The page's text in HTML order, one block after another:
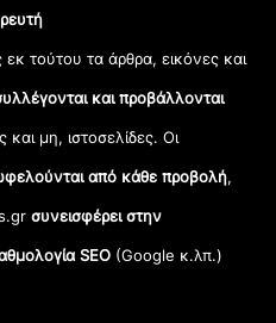
τούτου τα άρθρα, εικόνες και
και προβάλλονται
και μη, ιστοσελίδες. Οι
από κάθε προβολή,
συνεισφέρει στην
SEO (Google κ.λπ.)